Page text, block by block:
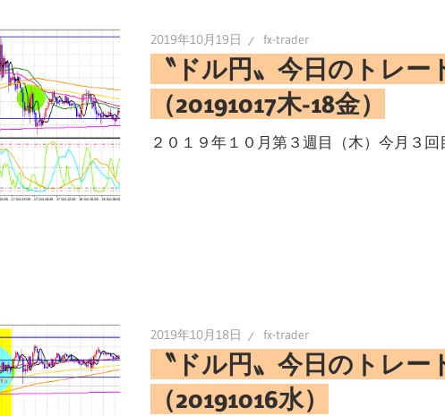
2019年10月19日 fx-trader
〝ドル円〟今日のトレー
（20191017木-18金）
２０１９年１０月第３週目（木）今月３回
2019年10月18日 fx-trader
〝ドル円〟今日のトレー
（20191016水）